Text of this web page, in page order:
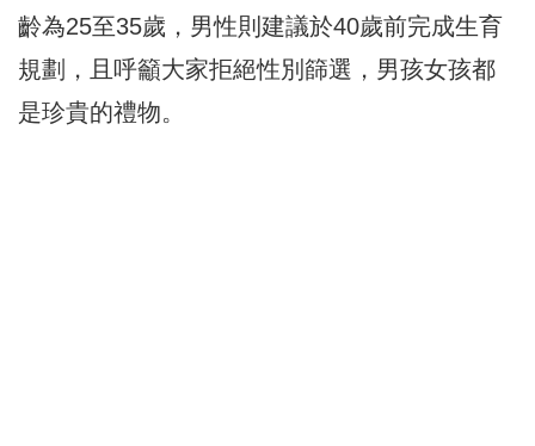
齡為25至35歲，男性則建議於40歲前完成生育
規劃，且呼籲大家拒絕性別篩選，男孩女孩都
是珍貴的禮物。